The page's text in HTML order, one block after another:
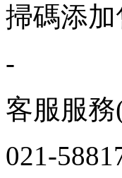
掃碼添
-
客服服務
021-